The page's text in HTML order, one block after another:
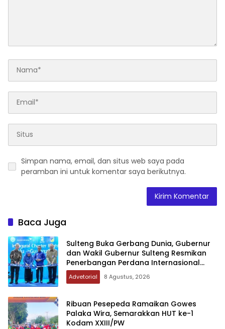
Simpan nama, email, dan situs web saya pada
peramban ini untuk komentar saya berikutnya.
Baca Juga
Sulteng Buka Gerbang Dunia, Gubernur
dan Wakil Gubernur Sulteng Resmikan
Penerbangan Perdana Internasional
Palu-Guangzhou
Advetorial 8 Agustus, 2026
Ribuan Pesepeda Ramaikan Gowes
Palaka Wira, Semarakkan HUT ke-1
Kodam XXIII/PW